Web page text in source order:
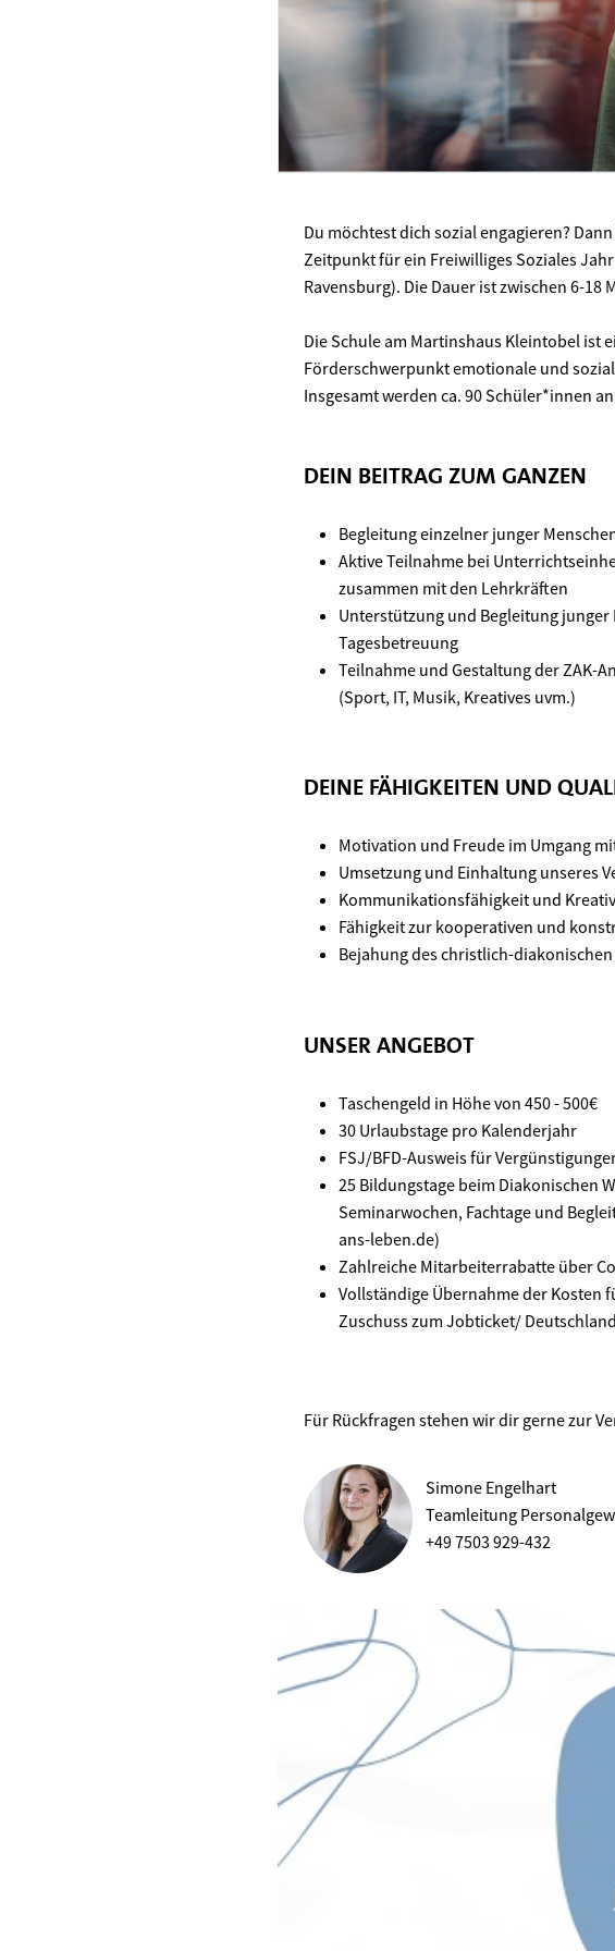
Du möchtest dich sozial engagieren?
Zeitpunkt für ein Freiwilliges Soziales
Ravensburg). Die Dauer ist zwischen 6-
Die Schule am Martinshaus Kleintobel ist
Förderschwerpunkt emotionale und
Insgesamt werden ca. 90 Schüler*innen
DEIN BEITRAG ZUM GANZEN
Begleitung einzelner junger
Aktive Teilnahme bei
zusammen mit den Lehrkräften
Unterstützung und Begleitung
Tagesbetreuung
Teilnahme und Gestaltung der ZAK-
(Sport, IT, Musik, Kreatives uvm.)
DEINE FÄHIGKEITEN UND
Motivation und Freude im Umgang
Umsetzung und Einhaltung unseres
Kommunikationsfähigkeit und
Fähigkeit zur kooperativen und
Bejahung des christlich-
UNSER ANGEBOT
Taschengeld in Höhe von 450 - 500€
30 Urlaubstage pro Kalenderjahr
FSJ/BFD-Ausweis für
25 Bildungstage beim Diakonischen
Seminarwochen, Fachtage und
ans-leben.de)
Zahlreiche Mitarbeiterrabatte über
Vollständige Übernahme der Kosten
Zuschuss zum Jobticket/
Für Rückfragen stehen wir dir gerne zur
Simone Engelhart
Teamleitung
+49 7503 929-432